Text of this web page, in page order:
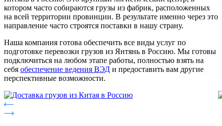
котором часто собираются грузы из фабрик, расположенных
на всей территории провинции. В результате именно через это
направление часто строятся поставки в нашу страну.
Наша компания готова обеспечить все виды услуг по
подготовке перевозки грузов из Янтянь в Россию. Мы готовы
подключиться на любом этапе работы, полностью взять на
себя обеспечение ведения ВЭД и предоставить вам другие
перспективные возможности.